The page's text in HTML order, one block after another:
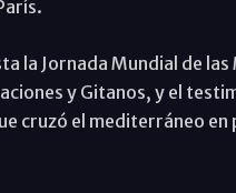
la Jornada Mundial de
y Gitanos, y el
cruzó el mediterráneo